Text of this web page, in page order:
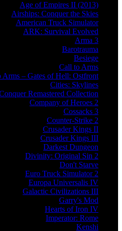
Age of Empires II (2013)
Airships: Conquer the Skies
American Truck Simulator
ARK: Survival Evolved
Arma 3
Barotrauma
Besiege
Call to Arms
Arms – Gates of Hell: Ostfront
Cities: Skylines
Remastered Collection
Company of Heroes 2
Cossacks 3
Counter-Strike 2
Crusader Kings II
Crusader Kings III
Darkest Dungeon
Divinity: Original Sin 2
Don't Starve
Euro Truck Simulator 2
Europa Universalis IV
Galactic Civilizations III
Garry's Mod
Hearts of Iron IV
Imperator: Rome
Kenshi